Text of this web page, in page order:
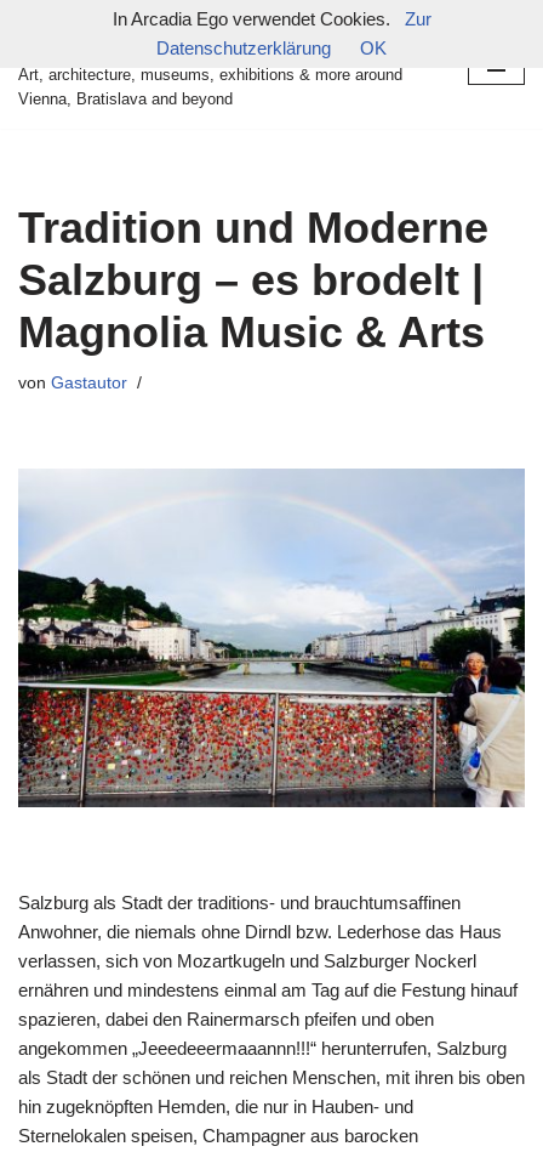
Zum
Inhalt
in arcadia ego
Art, architecture, museums, exhibitions & more around
Vienna, Bratislava and beyond
Tradition und Moderne
Salzburg – es brodelt |
Magnolia Music & Arts
von Gastautor
Salzburg als Stadt der traditions- und brauchtumsaffinen
Anwohner, die niemals ohne Dirndl bzw. Lederhose das Haus
verlassen, sich von Mozartkugeln und Salzburger Nockerl
ernähren und mindestens einmal am Tag auf die Festung hinauf
spazieren, dabei den Rainermarsch pfeifen und oben
angekommen „Jeeedeeermaaannn!!!“ herunterrufen, Salzburg
als Stadt der schönen und reichen Menschen, mit ihren bis oben
hin zugeknöpften Hemden, die nur in Hauben- und
Sternelokalen speisen, Champagner aus barocken
In Arcadia Ego verwendet Cookies.
Zur
Datenschutzerklärung
OK